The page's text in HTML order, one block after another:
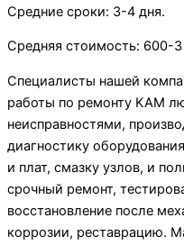
Средние сроки: 3-4 дня.
Средняя стоимость: 600-
Специалисты нашей
работы по ремонту KAM
неисправностями,
диагностику
и плат, смазку узлов, и
срочный ремонт,
восстановление после
коррозии, реставрацию.